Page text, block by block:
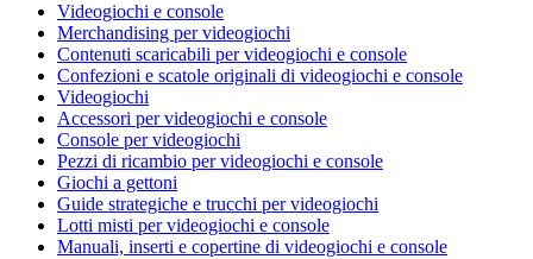
Videogiochi e console
Merchandising per videogiochi
Contenuti scaricabili per videogiochi e console
Confezioni e scatole originali di videogiochi e console
Videogiochi
Accessori per videogiochi e console
Console per videogiochi
Pezzi di ricambio per videogiochi e console
Giochi a gettoni
Guide strategiche e trucchi per videogiochi
Lotti misti per videogiochi e console
Manuali, inserti e copertine di videogiochi e console